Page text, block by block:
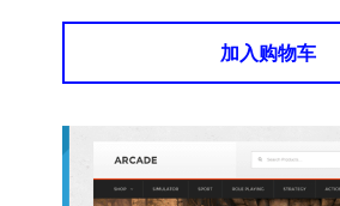
加入购物车